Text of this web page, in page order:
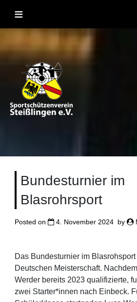
content
≡
Sportschützenverein
Bundesturnier im
Blasrohrsport
Posted on 4. November 2024 by
Das Bundesturnier im
Deutschen Meisterschaft.
Werder bereits 2023 qualifizierte,
zwei Starter*innen nach Einbeck.